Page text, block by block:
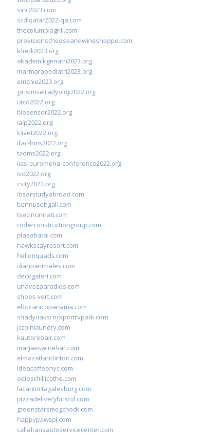
sinc2023.com
scdlqatar2022-qa.com
thecolumbiagrill.com
provisionscheeseandwineshoppe.com
khedi2023.org
akademikgeriatri2023.org
marmarapediatri2023.org
emchie2023.org
girisimselradyoloji2022.org
utcd2022.org
biosensor2022.org
ialp2022.org
klivet2022.org
ifac-hms2022.org
taoms2022.org
iias-euromena-conference2022.org
ivd2022.org
csity2022.org
ibsarstudyabroad.com
bennusehgall.com
tsecincinnati.com
roderconstructiongroup.com
plazabatai.com
hawkscayresort.com
hellonquads.com
diarioanimales.com
decogaleri.com
unavozparadios.com
shoes-vert.com
elbotanicopanama.com
shadyoaksrockportrvpark.com
jccoinlaundry.com
kautorepair.com
marjaeswinebar.com
elmazatlanclinton.com
ideacoffeenyc.com
odieschillicothe.com
lacantinitagalesburg.com
pizzadeliverybristol.com
greenstarsmogcheck.com
happypawspl.com
callahansautoservicecenter.com